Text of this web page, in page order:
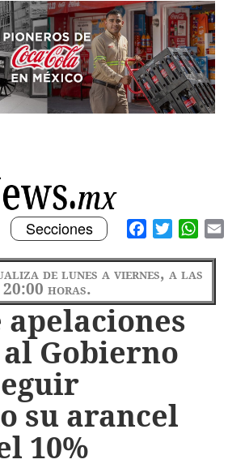
Facebook
Twitter
Toggle
navigation
Secciones
de lunes a viernes, a las
20:00 horas.
apelaciones
Gobierno
su arancel
10%